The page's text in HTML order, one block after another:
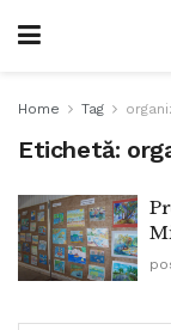
Home Tag
Etichetă: